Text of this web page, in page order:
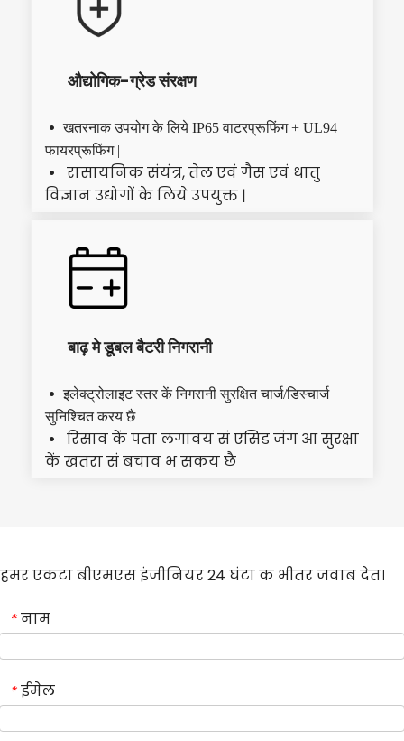
औद्योगिक-ग्रेड संरक्षण
 खतरनाक उपयोग के लिये IP65 वाटरप्रूफिंग + UL94
फायरप्रूफिंग |
 रासायनिक संयंत्र, तेल एवं गैस एवं धातु
विज्ञान उद्योगों के लिये उपयुक्त |
बाढ़ मे डूबल बैटरी निगरानी
 इलेक्ट्रोलाइट स्तर कें निगरानी सुरक्षित चार्ज/डिस्चार्ज
सुनिश्चित करय छै
 रिसाव कें पता लगावय सं एसिड जंग आ सुरक्षा
कें खतरा सं बचाव भ सकय छै
हमर एकटा बीएमएस इंजीनियर 24 घंटा क भीतर जवाब देत।
* नाम
* ईमेल